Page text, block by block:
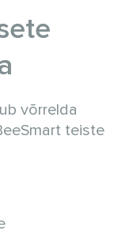
võrrelda
teiste